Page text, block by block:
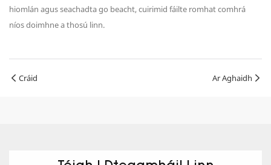
hiomlán agus seachadta go beacht, cuirimid fáilte romhat comhrá
níos doimhne a thosú linn.
Cráid Ar Aghaidh